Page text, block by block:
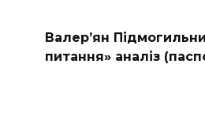
Валер’ян
питання» аналіз